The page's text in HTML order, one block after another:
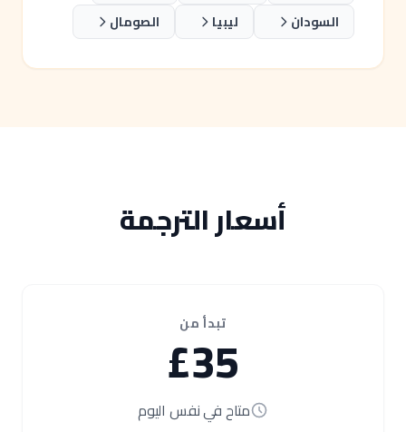
السودان
ليبيا الصومال
أسعار الترجمة
تبدأ من
£35
متاح في نفس اليوم